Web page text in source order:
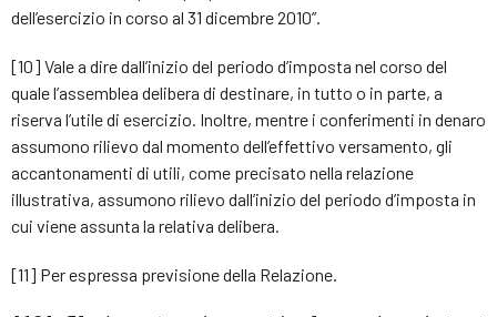
dell’esercizio in corso al 31 dicembre 2010”.
[10] Vale a dire dall’inizio del periodo d’imposta nel corso del
quale l’assemblea delibera di destinare, in tutto o in parte, a
riserva l’utile di esercizio. Inoltre, mentre i conferimenti in denaro
assumono rilievo dal momento dell’effettivo versamento, gli
accantonamenti di utili, come precisato nella relazione
illustrativa, assumono rilievo dall’inizio del periodo d’imposta in
cui viene assunta la relativa delibera.
[11] Per espressa previsione della Relazione.